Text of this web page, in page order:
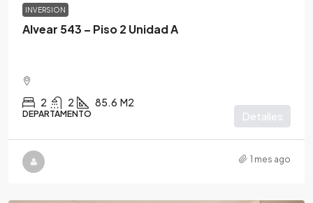
INVERSION
Alvear 543 – Piso 2 Unidad A
2 2 85.6 M2
DEPARTAMENTO Detalles
1 mes ago